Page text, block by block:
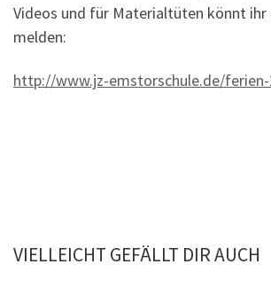
Videos und für Materialtüten könnt ihr
melden:
http://www.jz-emstorschule.de/
VIELLEICHT GEFÄLLT DIR AUCH